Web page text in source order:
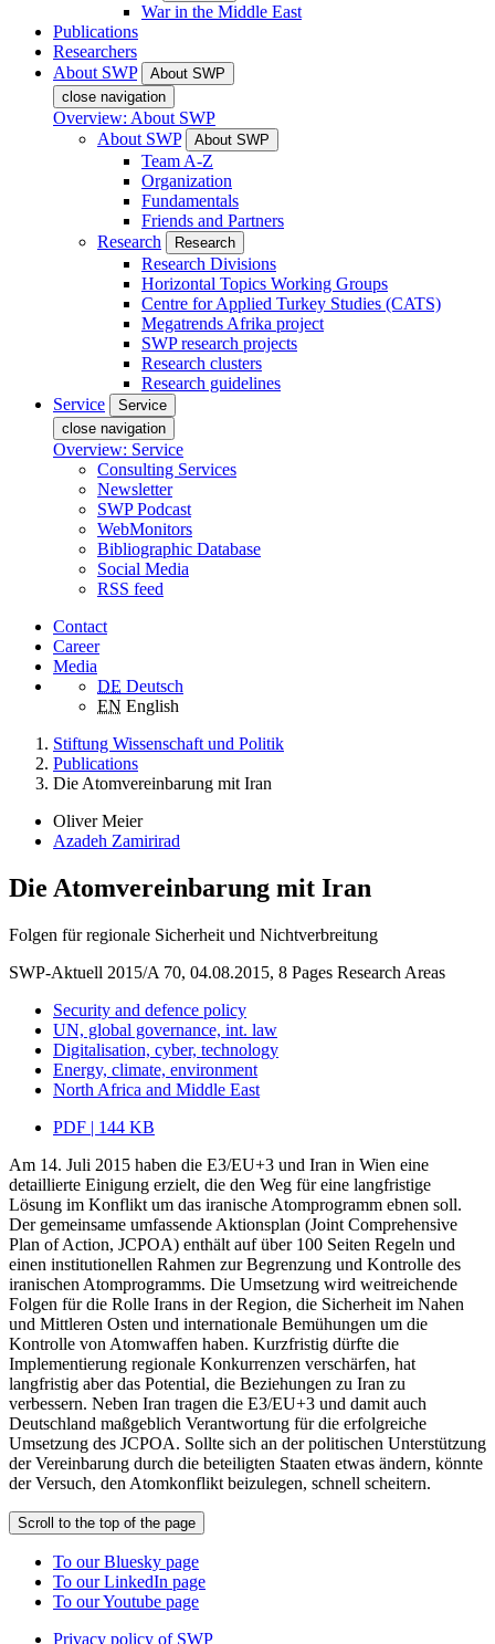
War in the Middle East
Publications
Researchers
About SWP
About SWP
close navigation
Overview: About SWP
About SWP
About SWP
Team A-Z
Organization
Fundamentals
Friends and Partners
Research
Research
Research Divisions
Horizontal Topics Working Groups
Centre for Applied Turkey Studies (CATS)
Megatrends Afrika project
SWP research projects
Research clusters
Research guidelines
Service
Service
close navigation
Overview: Service
Consulting Services
Newsletter
SWP Podcast
WebMonitors
Bibliographic Database
Social Media
RSS feed
Contact
Career
Media
DE Deutsch
EN English
Stiftung Wissenschaft und Politik
Publications
Die Atomvereinbarung mit Iran
Oliver Meier
Azadeh Zamirirad
Die Atomvereinbarung mit Iran
Folgen für regionale Sicherheit und Nichtverbreitung
SWP-Aktuell 2015/A 70, 04.08.2015, 8 Pages Research Areas
Security and defence policy
UN, global governance, int. law
Digitalisation, cyber, technology
Energy, climate, environment
North Africa and Middle East
PDF | 144 KB
Am 14. Juli 2015 haben die E3/EU+3 und Iran in Wien eine
detaillierte Einigung erzielt, die den Weg für eine langfristige
Lösung im Konflikt um das iranische Atomprogramm ebnen soll.
Der gemeinsame umfassende Aktionsplan (Joint Comprehensive
Plan of Action, JCPOA) enthält auf über 100 Seiten Regeln und
einen institutionellen Rahmen zur Begrenzung und Kontrolle des
iranischen Atomprogramms. Die Umsetzung wird weitreichende
Folgen für die Rolle Irans in der Region, die Sicherheit im Nahen
und Mittleren Osten und internationale Bemühungen um die
Kontrolle von Atomwaffen haben. Kurzfristig dürfte die
Implementierung regionale Konkurrenzen verschärfen, hat
langfristig aber das Potential, die Beziehungen zu Iran zu
verbessern. Neben Iran tragen die E3/EU+3 und damit auch
Deutschland maßgeblich Verantwortung für die erfolgreiche
Umsetzung des JCPOA. Sollte sich an der politischen Unterstützung
der Vereinbarung durch die beteiligten Staaten etwas ändern, könnte
der Versuch, den Atomkonflikt beizulegen, schnell scheitern.
Scroll to the top of the page
To our Bluesky page
To our LinkedIn page
To our Youtube page
Privacy policy of SWP